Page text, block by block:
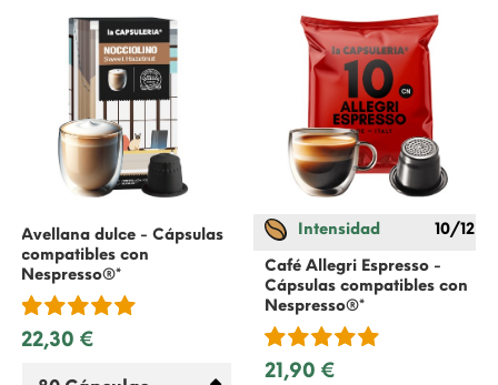
Avellana dulce - Cápsulas
compatibles con
Nespresso®*
22,30 €
Intensidad
10/12
Café Allegri Espresso -
Cápsulas compatibles con
Nespresso®*
21,90 €